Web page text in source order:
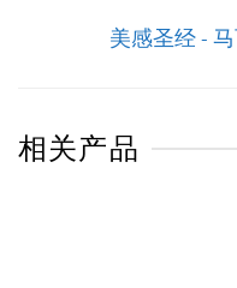
美感圣经 -
相关产品